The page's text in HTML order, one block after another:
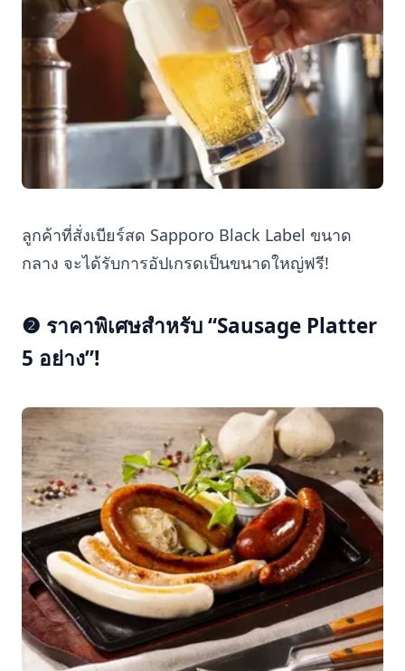
ลูกค้าที่สั่งเบียร์สด Sapporo Black Label ขนาด
กลาง จะได้รับการอัปเกรดเป็นขนาดใหญ่ฟรี!
❷ ราคาพิเศษสำหรับ “Sausage Platter
5 อย่าง”!